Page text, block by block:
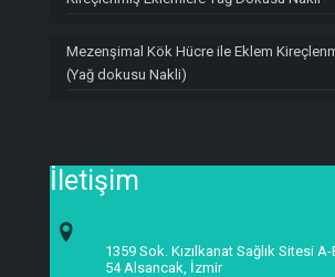
Mezenşimal Kök Hücre ile Eklem
(Yağ dokusu Nakli)
İletişim
1359 Sok. Kızılkanat Sağlık Sitesi
54 Alsancak, İzmir